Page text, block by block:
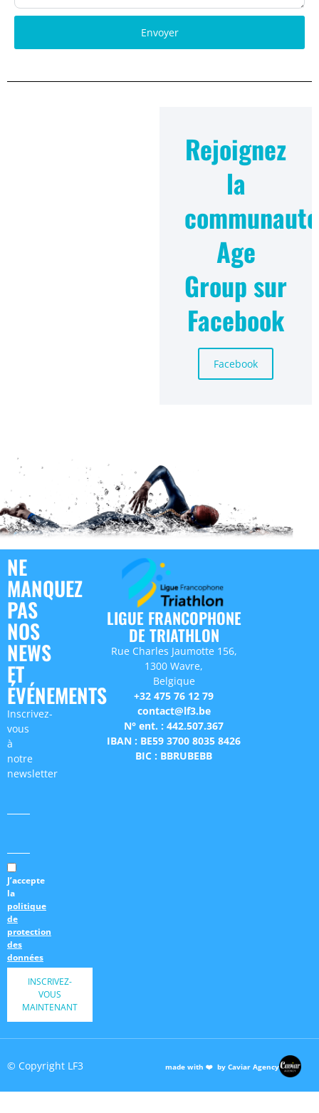
Envoyer
Rejoignez
la
communauté
Age
Group sur
Facebook
Facebook
LIGUE FRANCOPHONE
DE TRIATHLON
Rue Charles Jaumotte 156,
1300 Wavre,
Belgique
+32 475 76 12 79
contact@lf3.be
N° ent. : 442.507.367
IBAN : BE59 3700 8035 8426
BIC : BBRUBEBB
NE
MANQUEZ
PAS
NOS
NEWS
ET
ÉVÉNEMENTS
Inscrivez-
vous
à
notre
newsletter
J’accepte
la
politique
de
protection
des
données
INSCRIVEZ-
VOUS
MAINTENANT
© Copyright LF3 made with ❤️ by Caviar Agency